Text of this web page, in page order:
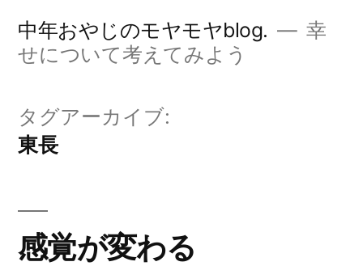
中年おやじのモヤモヤblog.
幸
せについて考えてみよう
タグアーカイブ:
東長
感覚が変わる